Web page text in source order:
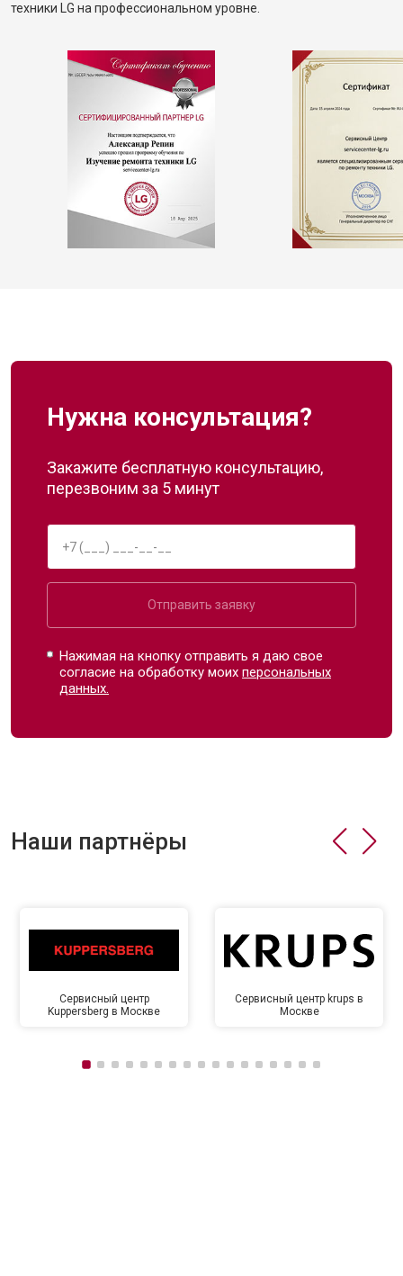
техники LG на профессиональном уровне.
Нужна консультация?
Закажите бесплатную консультацию,
перезвоним за 5 минут
Отправить заявку
Нажимая на кнопку отправить я даю свое
согласие на обработку моихперсональных
данных.
Наши партнёры
Сервисный центр
Kuppersberg в Москве
Сервисный центр krups в
Москве